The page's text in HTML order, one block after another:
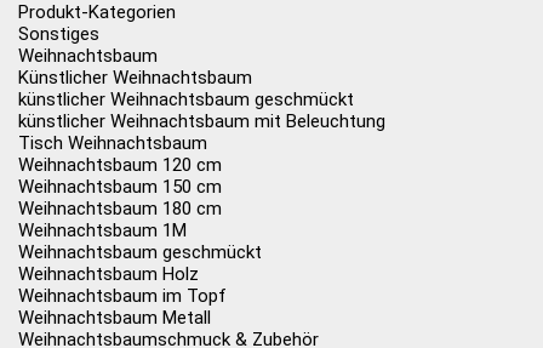
Produkt-Kategorien
Sonstiges
Weihnachtsbaum
Künstlicher Weihnachtsbaum
künstlicher Weihnachtsbaum geschmückt
künstlicher Weihnachtsbaum mit Beleuchtung
Tisch Weihnachtsbaum
Weihnachtsbaum 120 cm
Weihnachtsbaum 150 cm
Weihnachtsbaum 180 cm
Weihnachtsbaum 1M
Weihnachtsbaum geschmückt
Weihnachtsbaum Holz
Weihnachtsbaum im Topf
Weihnachtsbaum Metall
Weihnachtsbaumschmuck & Zubehör